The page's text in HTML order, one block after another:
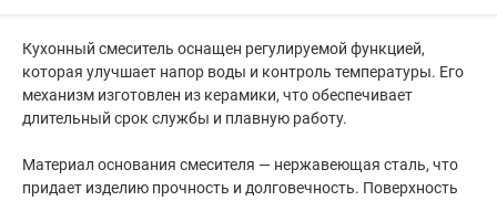
Кухонный смеситель оснащен регулируемой функцией,
которая улучшает напор воды и контроль температуры. Его
механизм изготовлен из керамики, что обеспечивает
длительный срок службы и плавную работу.
Материал основания смесителя — нержавеющая сталь, что
придает изделию прочность и долговечность. Поверхность